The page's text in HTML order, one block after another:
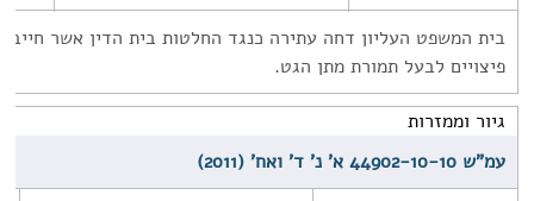
בית המשפט העליון דחה עתירה כנגד החלטות בית הדין אשר
פיצויים לבעל תמורת מתן הגט.
גיור וממזרות
עמ"ש 44902-10-10 א' נ' ד' ואח' (2011)